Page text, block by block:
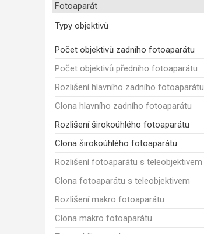
Fotoaparát
Typy objektivů
Počet objektivů zadního fotoaparátu
Počet objektivů předního fotoaparátu
Rozlišení hlavního zadního fotoaparátu
Clona hlavního zadního fotoaparátu
Rozlišení širokoúhlého fotoaparátu
Clona širokoúhlého fotoaparátu
Rozlišení fotoaparátu s teleobjektivem
Clona fotoaparátu s teleobjektivem
Rozlišení makro fotoaparátu
Clona makro fotoaparátu